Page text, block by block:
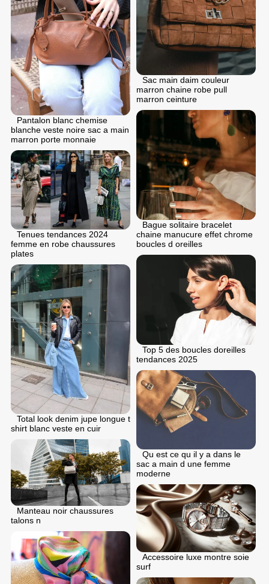
Sac main daim couleur
marron chaine robe pull
marron ceinture
Pantalon blanc chemise
blanche veste noire sac a main
marron porte monnaie
Bague solitaire bracelet
chaine manucure effet chrome
boucles d oreilles
Tenues tendances 2024
femme en robe chaussures
plates
Top 5 des boucles doreilles
tendances 2025
Total look denim jupe longue t
shirt blanc veste en cuir
Qu est ce qu il y a dans le
sac a main d une femme
moderne
Manteau noir chaussures
talons n
Accessoire luxe montre soie
surf